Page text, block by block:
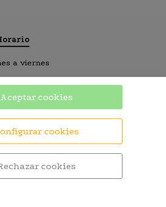
a viernes
00h - 13: 30h
00h - 20: 30h
Aceptar cookies
cookies
cookies